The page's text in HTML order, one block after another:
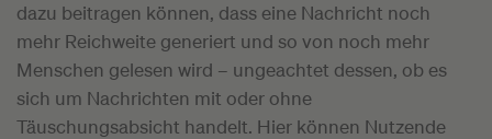
dazu beitragen können, dass eine Nachricht noch
mehr Reichweite generiert und so von noch mehr
Menschen gelesen wird – ungeachtet dessen, ob es
sich um Nachrichten mit oder ohne
Täuschungsabsicht handelt. Hier können Nutzende